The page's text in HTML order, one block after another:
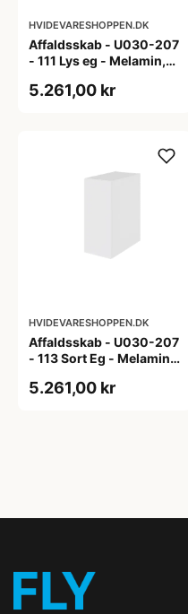
HVIDEVARESHOPPEN.DK
Affaldsskab - U030-207
- 111 Lys eg - Melamin,
5.261,00 kr
HVIDEVARESHOPPEN.DK
Affaldsskab - U030-207
- 113 Sort Eg - Melamin,
5.261,00 kr